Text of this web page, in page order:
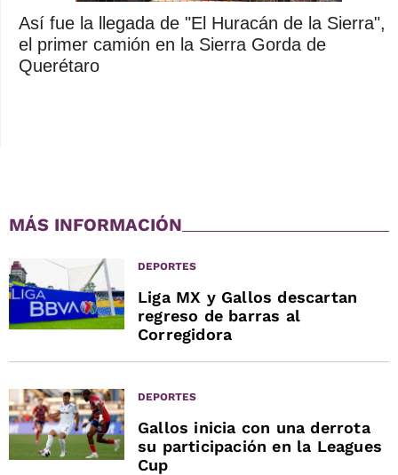
Así fue la llegada de "El Huracán de la Sierra",
el primer camión en la Sierra Gorda de
Querétaro
MÁS INFORMACIÓN
DEPORTES
Liga MX y Gallos descartan
regreso de barras al
Corregidora
DEPORTES
Gallos inicia con una derrota
su participación en la Leagues
Cup